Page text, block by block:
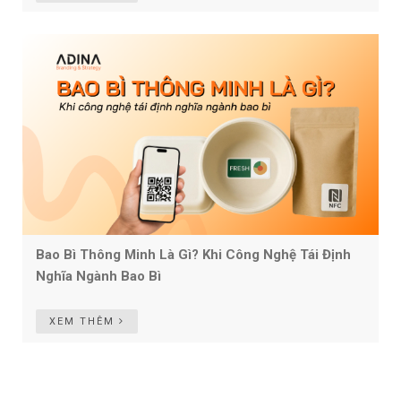
Bao Bì Thông Minh Là Gì? Khi Công Nghệ Tái Định
Nghĩa Ngành Bao Bì
XEM THÊM